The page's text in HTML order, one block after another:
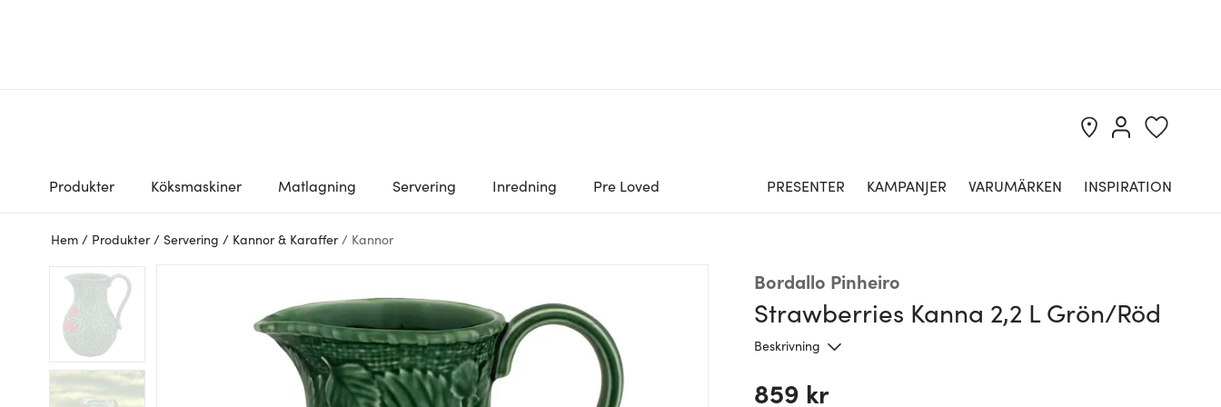
Produkter Köksmaskiner Matlagning Servering Inredning Pre Loved PRESENTER KAMPANJER VARUMÄRKEN INSPIRATION
Hem / Produkter / Servering / Kannor & Karaffer / Kannor
Bordallo Pinheiro
Strawberries Kanna 2,2 L Grön/Röd
Beskrivning
859 kr